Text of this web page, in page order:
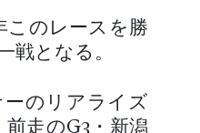
このレースを勝
戦となる。
のリアライズ
走のG3・新潟